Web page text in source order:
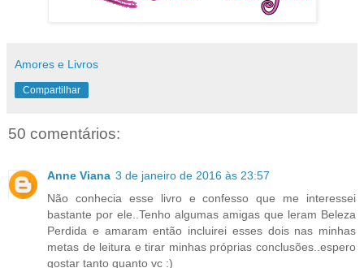
Amores e Livros
Compartilhar
50 comentários:
Anne Viana 3 de janeiro de 2016 às 23:57
Não conhecia esse livro e confesso que me interessei
bastante por ele..Tenho algumas amigas que leram Beleza
Perdida e amaram então incluirei esses dois nas minhas
metas de leitura e tirar minhas próprias conclusões..espero
gostar tanto quanto vc :)